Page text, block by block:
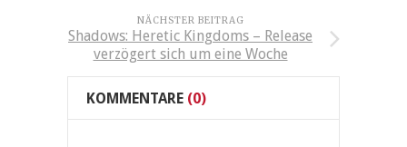
NÄCHSTER BEITRAG
Shadows: Heretic Kingdoms – Release
verzögert sich um eine Woche
KOMMENTARE (0)